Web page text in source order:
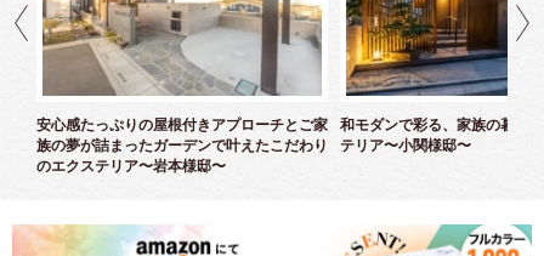
安心感たっぷりの屋根付きアプローチとご家
族の夢が詰まったガーデンで叶えたこだわり
のエクステリア〜岩本様邸〜
和モダンで彩る、家族の暮ら
テリア〜小関様邸〜